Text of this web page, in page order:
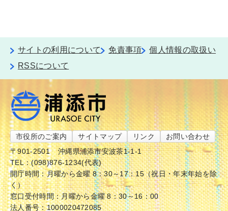
サイトの利用について 免責事項
個人情報の取扱い
RSSについて
市役所のご案内 サイトマップ リンク
お問い合わせ
〒901-2501
沖縄県浦添市安波茶1-1-1
TEL：(098)876-1234(代表)
開庁時間：月曜から金曜 8：30～17：15（祝日・年末年始を除
く）
窓口受付時間：月曜から金曜 8：30～16：00
法人番号：1000020472085